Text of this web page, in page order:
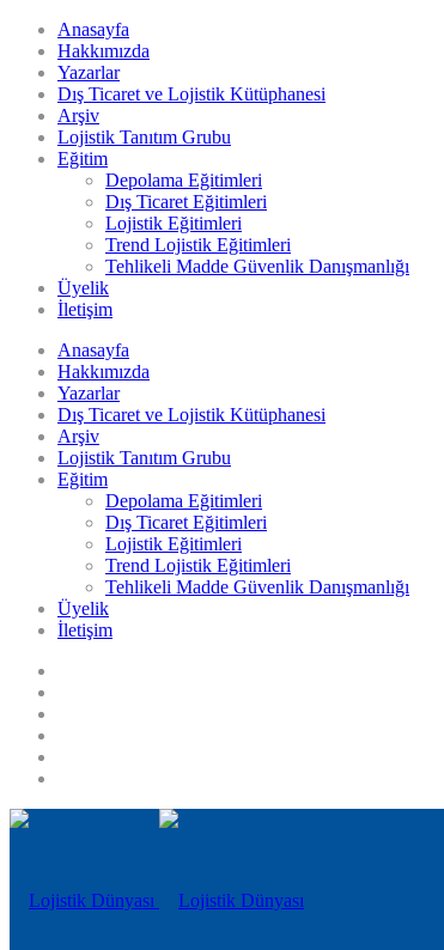
Anasayfa
Hakkımızda
Yazarlar
Dış Ticaret ve Lojistik Kütüphanesi
Arşiv
Lojistik Tanıtım Grubu
Eğitim
Depolama Eğitimleri
Dış Ticaret Eğitimleri
Lojistik Eğitimleri
Trend Lojistik Eğitimleri
Tehlikeli Madde Güvenlik Danışmanlığı
Üyelik
İletişim
Anasayfa
Hakkımızda
Yazarlar
Dış Ticaret ve Lojistik Kütüphanesi
Arşiv
Lojistik Tanıtım Grubu
Eğitim
Depolama Eğitimleri
Dış Ticaret Eğitimleri
Lojistik Eğitimleri
Trend Lojistik Eğitimleri
Tehlikeli Madde Güvenlik Danışmanlığı
Üyelik
İletişim